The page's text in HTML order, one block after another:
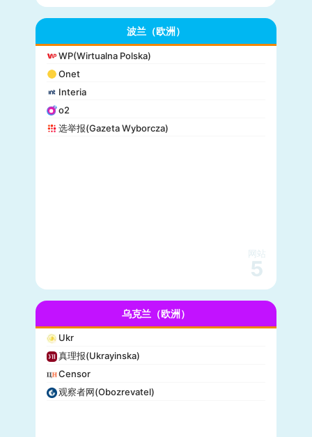
波兰（欧洲）
WP(Wirtualna Polska)
Onet
Interia
o2
选举报(Gazeta Wyborcza)
网站
5
乌克兰（欧洲）
Ukr
真理报(Ukrayinska)
Censor
观察者网(Obozrevatel)